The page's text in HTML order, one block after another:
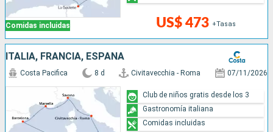
Comidas incluidas US$ 473 +Tasas
ITALIA, FRANCIA, ESPAÑA
Costa Pacifica 8 d Civitavecchia - Roma 07/11/2026
Club de niños gratis desde los 3
Gastronomía italiana
Comidas incluidas